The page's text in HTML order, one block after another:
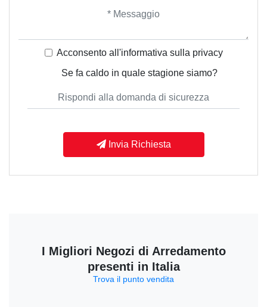
Acconsento all'informativa sulla privacy
Se fa caldo in quale stagione siamo?
Invia Richiesta
I Migliori Negozi di Arredamento
presenti in Italia
Trova il punto vendita